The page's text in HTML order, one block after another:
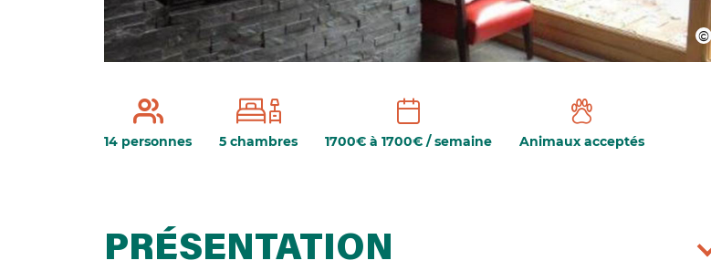
14 personnes 5 chambres 1700€ à 1700€ / semaine Animaux acceptés
PRÉSENTATION